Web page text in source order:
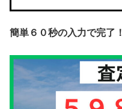
簡単６０秒の入力で完了！